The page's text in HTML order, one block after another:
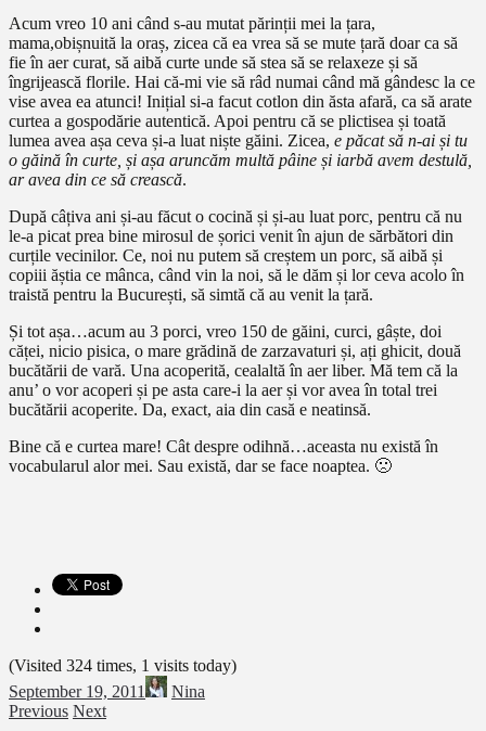
Acum vreo 10 ani când s-au mutat părinții mei la țara,
mama,obișnuită la oraș, zicea că ea vrea să se mute țară doar ca să
fie în aer curat, să aibă curte unde să stea să se relaxeze și să
îngrijească florile. Hai că-mi vie să râd numai când mă gândesc la ce
vise avea ea atunci! Inițial si-a facut cotlon din ăsta afară, ca să arate
curtea a gospodărie autentică. Apoi pentru că se plictisea și toată
lumea avea așa ceva și-a luat niște găini. Zicea, e păcat să n-ai și tu
o găină în curte, și așa aruncăm multă pâine și iarbă avem destulă,
ar avea din ce să crească.
După câțiva ani și-au făcut o cocină și și-au luat porc, pentru că nu
le-a picat prea bine mirosul de șorici venit în ajun de sărbători din
curțile vecinilor. Ce, noi nu putem să creștem un porc, să aibă și
copiii ăștia ce mânca, când vin la noi, să le dăm și lor ceva acolo în
traistă pentru la București, să simtă că au venit la țară.
Și tot așa…acum au 3 porci, vreo 150 de găini, curci, gâște, doi
căței, nicio pisica, o mare grădină de zarzavaturi și, ați ghicit, două
bucătării de vară. Una acoperită, cealaltă în aer liber. Mă tem că la
anu’ o vor acoperi și pe asta care-i la aer și vor avea în total trei
bucătării acoperite. Da, exact, aia din casă e neatinsă.
Bine că e curtea mare! Cât despre odihnă…aceasta nu există în
vocabularul alor mei. Sau există, dar se face noaptea. 🙁
(Visited 324 times, 1 visits today)
September 19, 2011
Nina
Previous Next